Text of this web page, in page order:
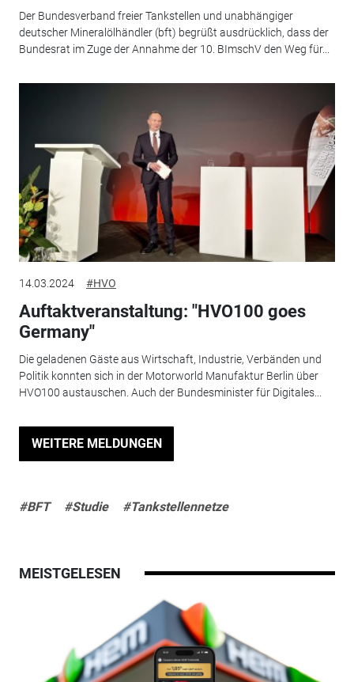
Der Bundesverband freier Tankstellen und unabhängiger
deutscher Mineralölhändler (bft) begrüßt ausdrücklich, dass der
Bundesrat im Zuge der Annahme der 10. BImschV den Weg für...
14.03.2024 #HVO
Auftaktveranstaltung: "HVO100 goes
Germany"
Die geladenen Gäste aus Wirtschaft, Industrie, Verbänden und
Politik konnten sich in der Motorworld Manufaktur Berlin über
HVO100 austauschen. Auch der Bundesminister für Digitales...
WEITERE MELDUNGEN
#BFT #Studie #Tankstellennetze
MEISTGELESEN